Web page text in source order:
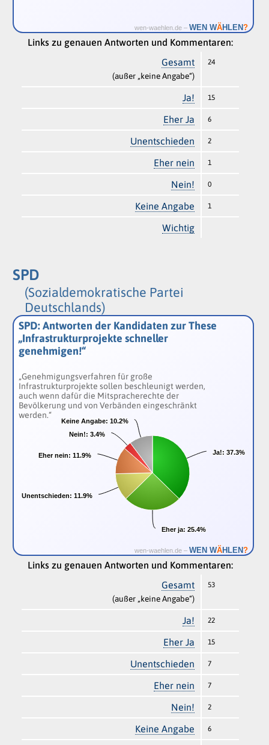
wen-waehlen.de – WEN WÄHLEN?
Links zu genauen Antworten und Kommentaren:
Gesamt
(außer „keine Angabe“)
24
Ja! 15
Eher Ja 6
Unentschieden 2
Eher nein 1
Nein! 0
Keine Angabe 1
Wichtig
SPD
(Sozialdemokratische Partei
Deutschlands)
Ja!: 37.3%
Ja!: 37.3%
Eher ja: 25.4%
Eher ja: 25.4%
Unentschieden: 11.9%
Unentschieden: 11.9%
Eher nein: 11.9%
Eher nein: 11.9%
Nein!: 3.4%
Nein!: 3.4%
Keine Angabe: 10.2%
Keine Angabe: 10.2%
wen-waehlen.de – WEN WÄHLEN?
SPD: Antworten der Kandidaten zur These
„Infrastrukturprojekte schneller
genehmigen!“
„Genehmigungsverfahren für große
Infrastrukturprojekte sollen beschleunigt werden,
auch wenn dafür die Mitspracherechte der
Bevölkerung und von Verbänden eingeschränkt
werden.“
Links zu genauen Antworten und Kommentaren:
Gesamt
(außer „keine Angabe“)
53
Ja! 22
Eher Ja 15
Unentschieden 7
Eher nein 7
Nein! 2
Keine Angabe 6